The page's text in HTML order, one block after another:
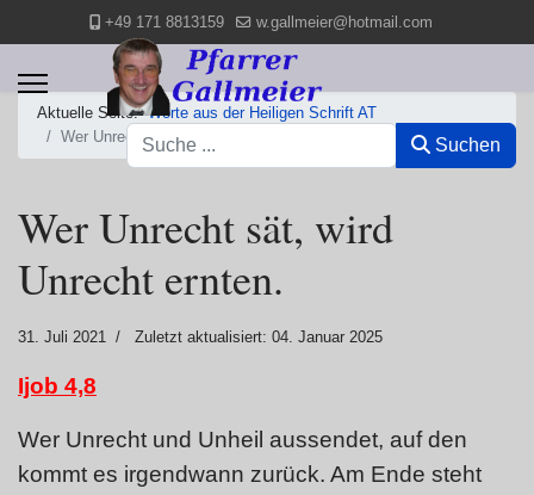
+49 171 8813159 w.gallmeier@hotmail.com
Suchen
Suchen
Aktuelle Seite:Worte aus der Heiligen Schrift AT
Wer Unrecht sät, wird Unrecht ernten.
Wer Unrecht sät, wird
Unrecht ernten.
31. Juli 2021 Zuletzt aktualisiert: 04. Januar 2025
Ijob 4,8
Wer Unrecht und Unheil aussendet, auf den
kommt es irgendwann zurück. Am Ende steht